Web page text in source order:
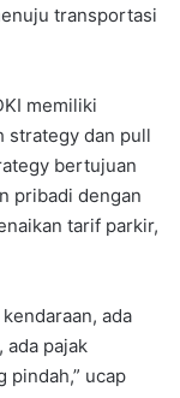
transportasi
memiliki
strategy dan pull
bertujuan
pribadi dengan
tarif parkir,
ada
pajak
pindah,” ucap